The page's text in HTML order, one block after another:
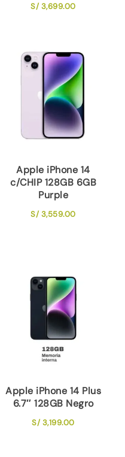
S/3,699.00
Apple iPhone 14
c/CHIP 128GB 6GB
Purple
S/3,559.00
Apple iPhone 14 Plus
6.7″ 128GB Negro
S/3,199.00